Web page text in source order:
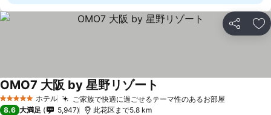
シェア お
5 ホテルのランク
ホテル ご家族で快適に過ごせるテーマ性のあるお部屋
OMO7 大阪 by 星野リゾート
8.6 大満足 5,947 此花区まで5.8 km